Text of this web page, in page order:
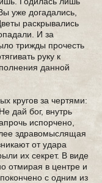
уже догадались,
раскрывались
И за
трижды прочесть
руку к
данной
кругов за чертями:
дай бог, внутрь
испорчено,
здравомыслящая
от удара
их секрет. В виде
отмирая в центре и
с одним из